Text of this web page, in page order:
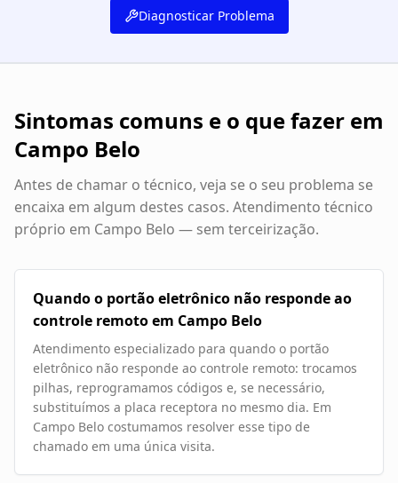
Diagnosticar Problema
Sintomas comuns e o que fazer em
Campo Belo
Antes de chamar o técnico, veja se o seu problema se
encaixa em algum destes casos. Atendimento técnico
próprio em Campo Belo — sem terceirização.
Quando o portão eletrônico não responde ao
controle remoto em Campo Belo
Atendimento especializado para quando o portão
eletrônico não responde ao controle remoto: trocamos
pilhas, reprogramamos códigos e, se necessário,
substituímos a placa receptora no mesmo dia. Em
Campo Belo costumamos resolver esse tipo de
chamado em uma única visita.